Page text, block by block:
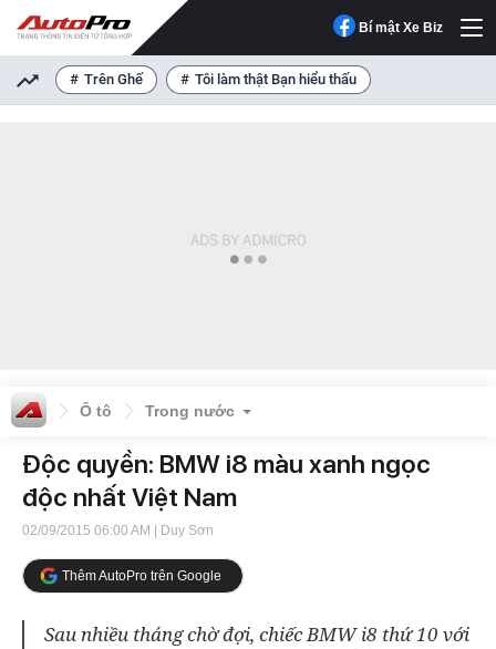
Bí mật Xe Biz
Trên Ghế Tôi làm thật Bạn hiểu thấu
Ô tô Trong nước
Độc quyền: BMW i8 màu xanh ngọc
độc nhất Việt Nam
02/09/2015 06:00 AM | Duy Sơn
Thêm AutoPro trên Google
Sau nhiều tháng chờ đợi, chiếc BMW i8 thứ 10 với